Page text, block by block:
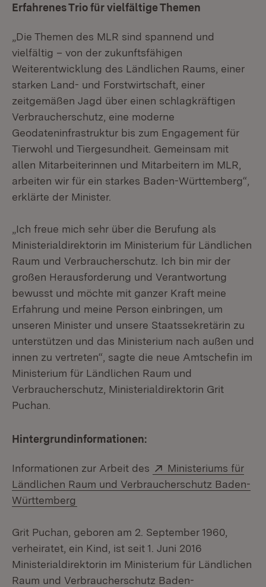
Erfahrenes Trio für vielfältige Themen
„Die Themen des MLR sind spannend und
vielfältig – von der zukunftsfähigen
Weiterentwicklung des Ländlichen Raums, einer
starken Land- und Forstwirtschaft, einer
zeitgemäßen Jagd über einen schlagkräftigen
Verbraucherschutz, eine moderne
Geodateninfrastruktur bis zum Engagement für
Tierwohl und Tiergesundheit. Gemeinsam mit
allen Mitarbeiterinnen und Mitarbeitern im MLR,
arbeiten wir für ein starkes Baden-Württemberg“,
erklärte der Minister.
„Ich freue mich sehr über die Berufung als
Ministerialdirektorin im Ministerium für Ländlichen
Raum und Verbraucherschutz. Ich bin mir der
großen Herausforderung und Verantwortung
bewusst und möchte mit ganzer Kraft meine
Erfahrung und meine Person einbringen, um
unseren Minister und unsere Staatssekretärin zu
unterstützen und das Ministerium nach außen und
innen zu vertreten“, sagte die neue Amtschefin im
Ministerium für Ländlichen Raum und
Verbraucherschutz, Ministerialdirektorin Grit
Puchan.
Hintergrundinformationen:
Informationen zur Arbeit des Extern:
Ministeriums für
Ländlichen Raum und Verbraucherschutz Baden-
Württemberg
Grit Puchan, geboren am 2. September 1960,
verheiratet, ein Kind, ist seit 1. Juni 2016
Ministerialdirektorin im Ministerium für Ländlichen
Raum und Verbraucherschutz Baden-